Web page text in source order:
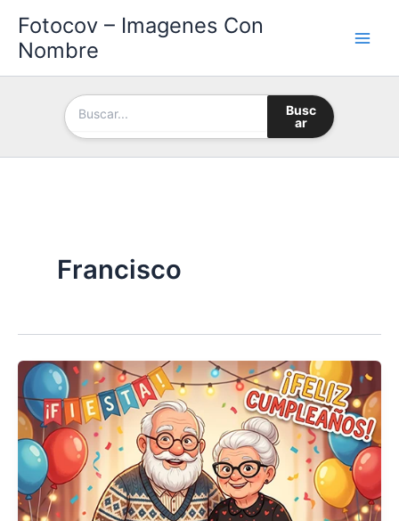
contenido
Fotocov – Imagenes Con
Nombre
Busc
ar
Francisco